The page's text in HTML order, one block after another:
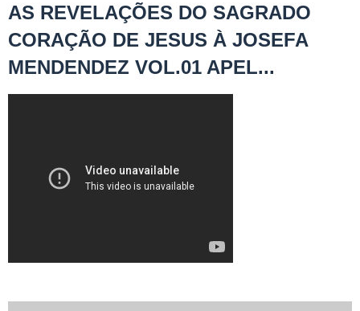
AS REVELAÇÕES DO SAGRADO
CORAÇÃO DE JESUS À JOSEFA
MENDENDEZ VOL.01 APEL...